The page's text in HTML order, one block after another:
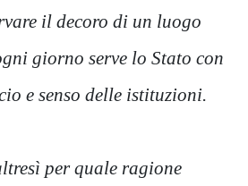
il decoro di un luogo
giorno serve lo Stato con
e senso delle istituzioni.
per quale ragione